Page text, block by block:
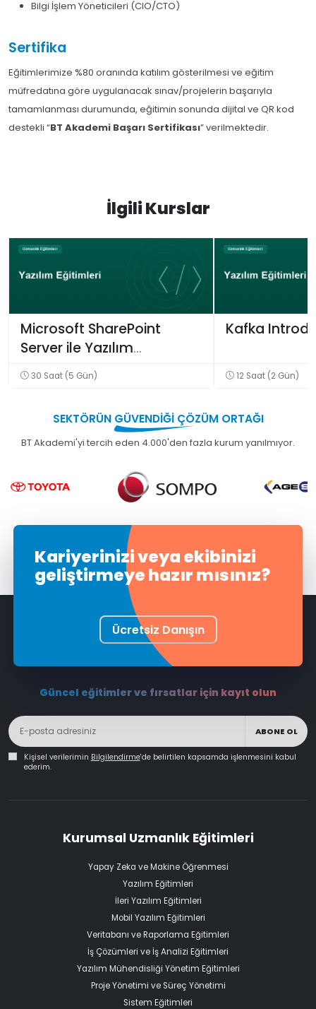
Bilgi İşlem Yöneticileri (CIO/CTO)
Sertifika
Eğitimlerimize %80 oranında katılım gösterilmesi ve eğitim
müfredatına göre uygulanacak sınav/projelerin başarıyla
tamamlanması durumunda, eğitimin sonunda dijital ve QR kod
destekli “BT Akademi Başarı Sertifikası” verilmektedir.
İlgili Kurslar
Microsoft SharePoint
Server ile Yazılım
Geliştirme
30 Saat (5 Gün)
Kafka
12 Saat (2 Gün)
SEKTÖRÜN GÜVENDİĞİÇÖZÜM ORTAĞI
BT Akademi'yi tercih eden 4.000'den fazla kurum yanılmıyor.
Kariyerinizi veya ekibinizi
geliştirmeye hazır mısınız?
Ücretsiz Danışın
Güncel eğitimler ve fırsatlar için kayıt olun
ABONE OL
Kişisel verilerimin Bilgilendirme'de belirtilen kapsamda işlenmesini kabul
ederim.
Kurumsal Uzmanlık Eğitimleri
Yapay Zeka ve Makine Öğrenmesi
Yazılım Eğitimleri
İleri Yazılım Eğitimleri
Mobil Yazılım Eğitimleri
Veritabanı ve Raporlama Eğitimleri
İş Çözümleri ve İş Analizi Eğitimleri
Yazılım Mühendisliği Yönetim Eğitimleri
Proje Yönetimi ve Süreç Yönetimi
Sistem Eğitimleri